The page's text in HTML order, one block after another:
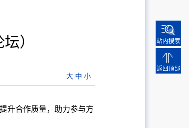
站内搜索
返回顶部
）
大 中 小
升合作质量，助力参与方